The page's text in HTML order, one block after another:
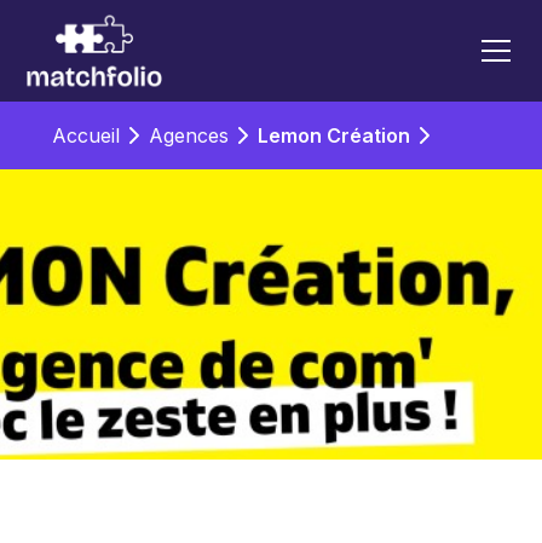
Accueil Agences Lemon Création